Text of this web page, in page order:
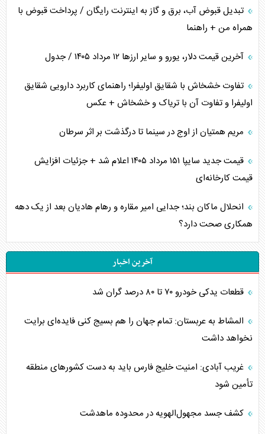
تبدیل قبوض آب، برق و گاز به اینترنت رایگان / پرداخت قبوض با
همراه من + راهنما
آخرین قیمت دلار، یورو و سایر ارز‌ها ۱۲ مرداد ۱۴۰۵ / جدول
تفاوت خشخاش با شقایق اولیفرا؛ راهنمای کاربرد دارویی شقایق
اولیفرا و تفاوت آن با تریاک و خشخاش + عکس
مریم همتیان از اوج در سینما تا درگذشت بر اثر سرطان
قیمت جدید سایپا ۱۵۱ مرداد ۱۴۰۵ اعلام شد + جزئیات افزایش
قیمت کارخانه‌ای
انحلال ماکان بند؛ جدایی امیر مقاره و رهام هادیان بعد از یک دهه
همکاری صحت دارد؟
آخرین اخبار
قطعات یدکی خودرو ۷۰ تا ۸۰ درصد گران شد
المشاط به عربستان: تمام جهان را هم بسیج کنی فایده‌ای برایت
نخواهد داشت
غریب آبادی: امنیت خلیج فارس باید به دست کشورهای منطقه
تأمین شود
کشف جسد مجهول‌الهویه در محدوده ماهدشت